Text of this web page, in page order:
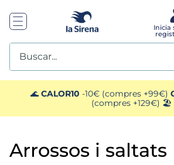
Buscar...
🌊 CALOR10 -10€ (compres +99€)
(compres +129€) 🏖️
arrossos i saltats
TOP SEARCHES
1. helados sirena
2. gambas